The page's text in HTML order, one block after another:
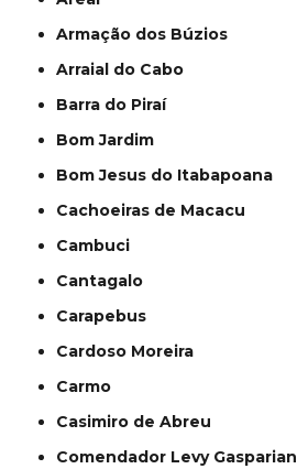
Armação dos Búzios
Arraial do Cabo
Barra do Piraí
Bom Jardim
Bom Jesus do Itabapoana
Cachoeiras de Macacu
Cambuci
Cantagalo
Carapebus
Cardoso Moreira
Carmo
Casimiro de Abreu
Comendador Levy Gasparian